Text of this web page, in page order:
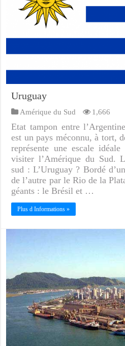
Uruguay
Amérique du Sud 1,666
Etat tampon entre
est un pays méconnu, à tort,
représente une escale
visiter l’Amérique du Sud.
sud : L’Uruguay ? Bordé
de l’autre par le Rio de la
géants : le Brésil et …
Plus d Informations »